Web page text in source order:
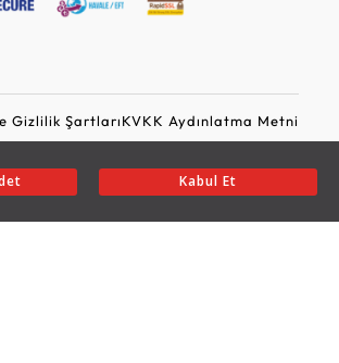
Kabul Et
Gizlilik ŞartlarıKVKK Aydınlatma Metni